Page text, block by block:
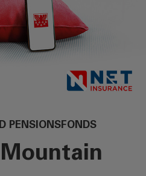
PENSIONSFONDS
Mountain